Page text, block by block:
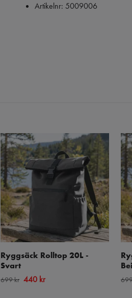
Artikelnr: 5009006
Ryggsäck Rolltop 20L -
Svart
699 kr 440 kr